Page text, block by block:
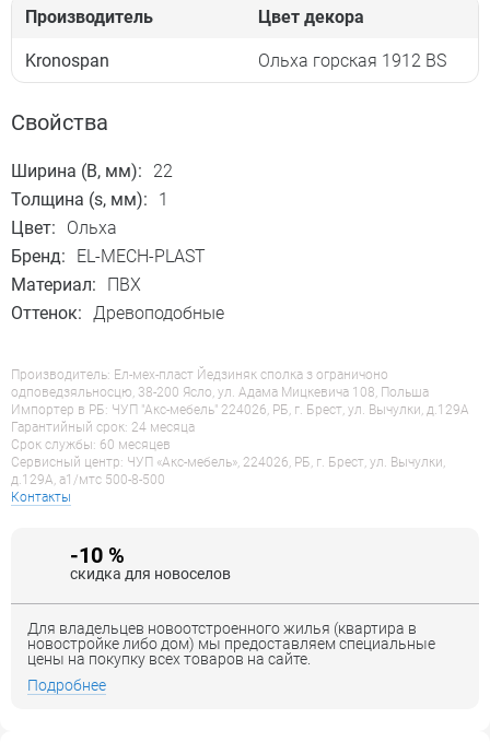
Производитель Цвет декора
Kronospan Ольха горская 1912 BS
Свойства
Ширина (B, мм):
22
Толщина (s, мм):
1
Цвет:
Ольха
Бренд:
EL-MECH-PLAST
Материал:
ПВХ
Оттенок: Древоподобные
Производитель: Ел-мех-пласт Йедзиняк сполка з ограничоно
одповедзяльносцю, 38-200 Ясло, ул. Адама Мицкевича 108, Польша
Импортер в РБ: ЧУП "Акс-мебель" 224026, РБ, г. Брест, ул. Вычулки, д.129А
Гарантийный срок: 24 месяца
Срок службы: 60 месяцев
Сервисный центр: ЧУП «Акс-мебель», 224026, РБ, г. Брест, ул. Вычулки,
д.129А, a1/мтс 500-8-500
Контакты
-10 %
скидка для новоселов
Для владельцев новоотстроенного жилья (квартира в
новостройке либо дом) мы предоставляем специальные
цены на покупку всех товаров на сайте.
Подробнее